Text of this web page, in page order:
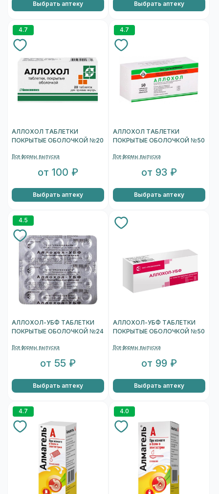
Выбрать аптеку Выбрать аптеку
4.7
АЛЛОХОЛ ТАБЛЕТКИ
ПОКРЫТЫЕ ОБОЛОЧКОЙ №20
Все формы выпуска
от 100 ₽
Выбрать аптеку
4.7
АЛЛОХОЛ ТАБЛЕТКИ
ПОКРЫТЫЕ ОБОЛОЧКОЙ №50
Все формы выпуска
от 93 ₽
Выбрать аптеку
4.5
АЛЛОХОЛ-УБФ ТАБЛЕТКИ
ПОКРЫТЫЕ ОБОЛОЧКОЙ №24
Все формы выпуска
от 55 ₽
Выбрать аптеку
АЛЛОХОЛ-УБФ ТАБЛЕТКИ
ПОКРЫТЫЕ ОБОЛОЧКОЙ №50
Все формы выпуска
от 99 ₽
Выбрать аптеку
4.7 4.0